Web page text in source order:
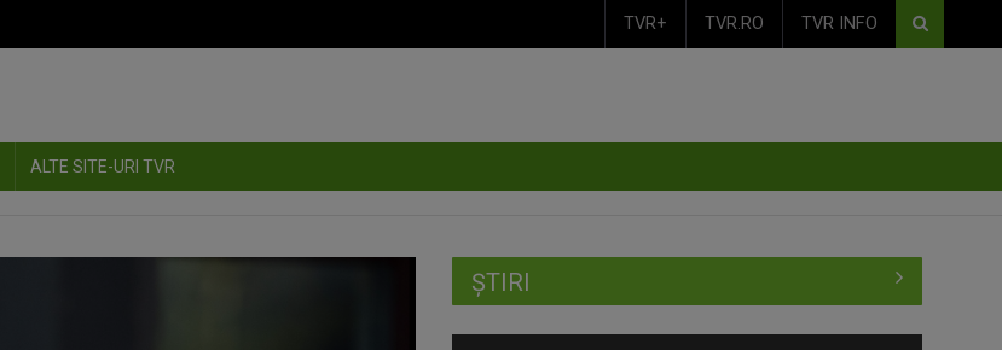
TVR+ TVR.RO TVR INFO
ALTE SITE-URI TVR
ȘTIRI